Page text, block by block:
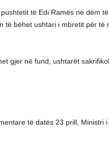
pushtetit të Edi Ramës në dëm
të bëhet ushtari i mbretit për
gjer në fund, ushtarët
të datës 23 prill, Ministri